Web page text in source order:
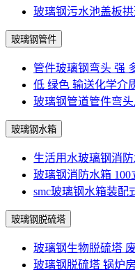
玻璃钢污水池盖板
玻璃钢管件
管件玻璃钢弯头 强
低 绿色 输送化学介
玻璃钢管道管件弯
玻璃钢水箱
生活用水玻璃钢消
玻璃钢消防水箱
smc玻璃钢水箱装配
玻璃钢脱硫塔
玻璃钢生物脱硫塔
玻璃钢脱硫塔 锅炉